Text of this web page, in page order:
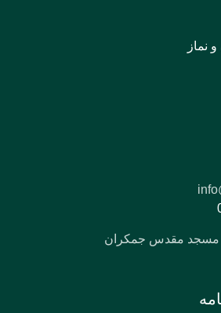
نماز
مسجد مقدس جمکران